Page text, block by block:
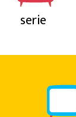
serie